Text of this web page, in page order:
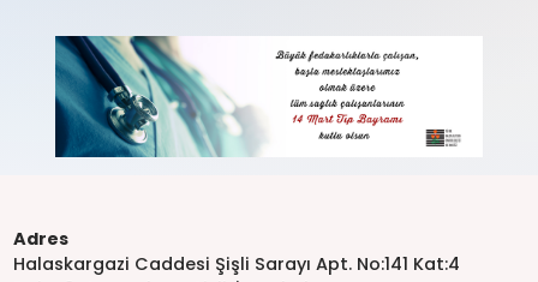
Adres
Halaskargazi Caddesi Şişli Sarayı Apt. No:141 Kat:4